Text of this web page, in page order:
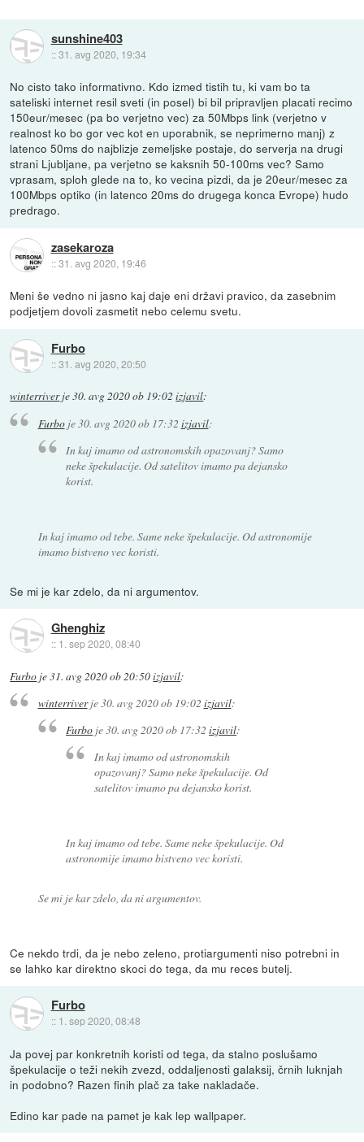
sunshine403
::31. avg 2020, 19:34
No cisto tako informativno. Kdo izmed tistih tu, ki vam bo ta
sateliski internet resil sveti (in posel) bi bil pripravljen placati recimo
150eur/mesec (pa bo verjetno vec) za 50Mbps link (verjetno v
realnost ko bo gor vec kot en uporabnik, se neprimerno manj) z
latenco 50ms do najblizje zemeljske postaje, do serverja na drugi
strani Ljubljane, pa verjetno se kaksnih 50-100ms vec? Samo
vprasam, sploh glede na to, ko vecina pizdi, da je 20eur/mesec za
100Mbps optiko (in latenco 20ms do drugega konca Evrope) hudo
predrago.
zasekaroza
::31. avg 2020, 19:46
Meni še vedno ni jasno kaj daje eni državi pravico, da zasebnim
podjetjem dovoli zasmetit nebo celemu svetu.
Furbo
::31. avg 2020, 20:50
winterriverje30. avg 2020 ob 19:02 izjavil:
Furboje30. avg 2020 ob 17:32 izjavil:
In kaj imamo od astronomskih opazovanj? Samo
neke špekulacije. Od satelitov imamo pa dejansko
korist.
In kaj imamo od tebe. Same neke špekulacije. Od astronomije
imamo bistveno vec koristi.
Se mi je kar zdelo, da ni argumentov.
Ghenghiz
:: 1. sep 2020, 08:40
Furbo je31. avg 2020 ob 20:50izjavil:
winterriverje30. avg 2020 ob 19:02 izjavil:
Furbo je30. avg 2020 ob 17:32izjavil:
In kaj imamo od astronomskih
opazovanj? Samo neke špekulacije. Od
satelitov imamo pa dejansko korist.
In kaj imamo od tebe. Same neke špekulacije. Od
astronomije imamo bistveno vec koristi.
Se mi je kar zdelo, da ni argumentov.
Ce nekdo trdi, da je nebo zeleno, protiargumenti niso potrebni in
se lahko kar direktno skoci do tega, da mu reces butelj.
Furbo
:: 1. sep 2020, 08:48
Ja povej par konkretnih koristi od tega, da stalno poslušamo
špekulacije o teži nekih zvezd, oddaljenosti galaksij, črnih luknjah
in podobno? Razen finih plač za take nakladače.
Edino kar pade na pamet je kak lep wallpaper.